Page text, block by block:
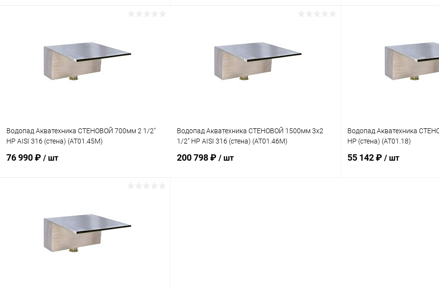
В избранное
К сравнению
В избранное
К сравнению
В избранное
К сравнению
Водопад Акватехника СТЕНОВОЙ 700мм 2 1/2"
НР AISI 316 (стена) (AT01.45M)
76 990 ₽ / шт
В избранное
К сравнению
Водопад Акватехника СТЕНОВОЙ 1500мм 3х2
1/2" НР AISI 316 (стена) (AT01.46M)
200 798 ₽ / шт
Водопад Акватехника
НР (стена) (AT01.18)
55 142 ₽ / шт